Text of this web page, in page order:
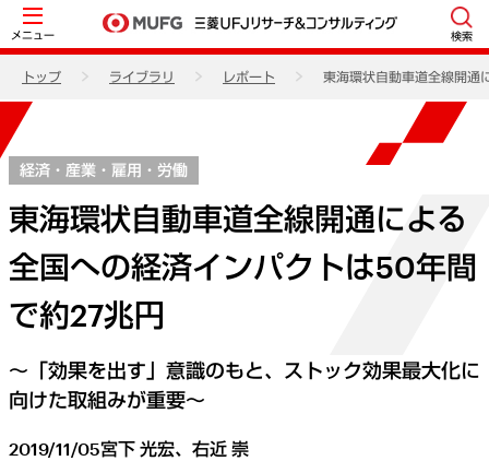
メニュー 検索
トップ ライブラリ レポート 東海環状自動車道全線開通
経済・産業・雇用・労働
東海環状自動車道全線開通による
全国への経済インパクトは50年間
で約27兆円
～「効果を出す」意識のもと、ストック効果最大化に
向けた取組みが重要～
2019/11/05宮下 光宏、右近 崇